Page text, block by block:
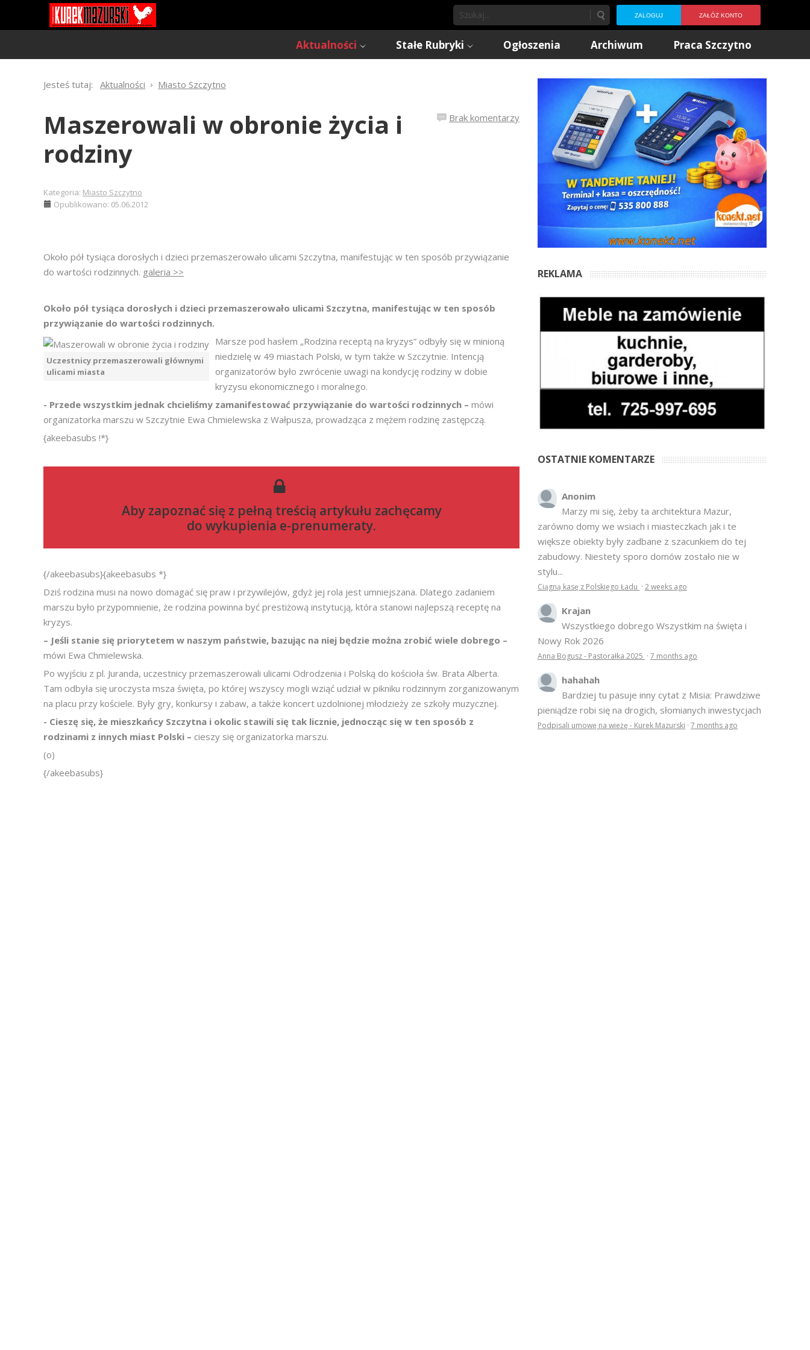
ZALOGUJ ZAŁÓŻ KONTO
Aktualności Stałe Rubryki Ogłoszenia Archiwum Praca Szczytno
Jesteś tutaj: Aktualności Miasto Szczytno
Brak komentarzy
Maszerowali w obronie życia i
rodziny
Kategoria: Miasto Szczytno
Opublikowano: 05.06.2012
Około pół tysiąca dorosłych i dzieci przemaszerowało ulicami Szczytna, manifestując w ten sposób przywiązanie
do wartości rodzinnych. galeria >>
Około pół tysiąca dorosłych i dzieci przemaszerowało ulicami Szczytna, manifestując w ten sposób
przywiązanie do wartości rodzinnych.
Uczestnicy przemaszerowali głównymi
ulicami miasta
Marsze pod hasłem „Rodzina receptą na kryzys” odbyły się w minioną
niedzielę w 49 miastach Polski, w tym także w Szczytnie. Intencją
organizatorów było zwrócenie uwagi na kondycję rodziny w dobie
kryzysu ekonomicznego i moralnego.
- Przede wszystkim jednak chcieliśmy zamanifestować przywiązanie do wartości rodzinnych – mówi
organizatorka marszu w Szczytnie Ewa Chmielewska z Wałpusza, prowadząca z mężem rodzinę zastępczą.
{akeebasubs !*}
Aby zapoznać się z pełną treścią artykułu zachęcamy
do wykupienia e-prenumeraty.
{/akeebasubs}{akeebasubs *}
Dziś rodzina musi na nowo domagać się praw i przywilejów, gdyż jej rola jest umniejszana. Dlatego zadaniem
marszu było przypomnienie, że rodzina powinna być prestiżową instytucją, która stanowi najlepszą receptę na
kryzys.
– Jeśli stanie się priorytetem w naszym państwie, bazując na niej będzie można zrobić wiele dobrego –
mówi Ewa Chmielewska.
Po wyjściu z pl. Juranda, uczestnicy przemaszerowali ulicami Odrodzenia i Polską do kościoła św. Brata Alberta.
Tam odbyła się uroczysta msza święta, po której wszyscy mogli wziąć udział w pikniku rodzinnym zorganizowanym
na placu przy kościele. Były gry, konkursy i zabaw, a także koncert uzdolnionej młodzieży ze szkoły muzycznej.
- Cieszę się, że mieszkańcy Szczytna i okolic stawili się tak licznie, jednocząc się w ten sposób z
rodzinami z innych miast Polski – cieszy się organizatorka marszu.
(o)
{/akeebasubs}
REKLAMA
Marzy mi się, żeby ta architektura Mazur,
zarówno domy we wsiach i miasteczkach jak i te
większe obiekty były zadbane z szacunkiem do tej
zabudowy. Niestety sporo domów zostało nie w
stylu...
Ciągną kasę z Polskiego Ładu
Krajan
Wszystkiego dobrego Wszystkim na święta i
Nowy Rok 2026
Anna Bogusz - Pastorałka 2025
hahahah
Bardziej tu pasuje inny cytat z Misia: Prawdziwe
pieniądze robi się na drogich, słomianych inwestycjach
Podpisali umowę na wieżę - Kurek Mazurski·7 months ago